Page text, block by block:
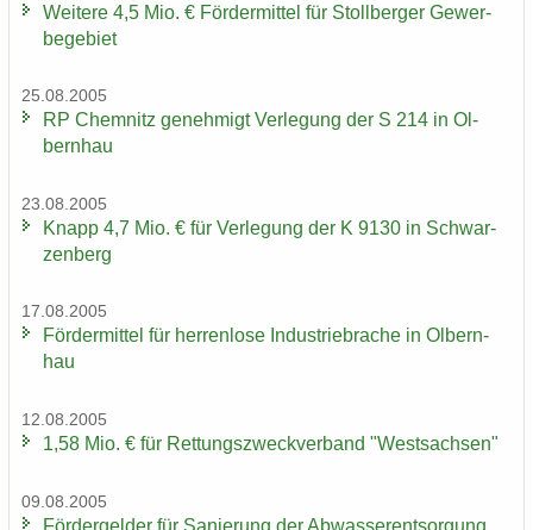
Wei­te­re 4,5 Mio. € För­der­mit­tel für Stoll­ber­ger Ge­wer­
be­ge­biet
25.08.2005
RP Chem­nitz ge­neh­migt Ver­le­gung der S 214 in Ol­
bern­hau
23.08.2005
Knapp 4,7 Mio. € für Ver­le­gung der K 9130 in Schwar­
zen­berg
17.08.2005
För­der­mit­tel für her­ren­lo­se In­dus­trie­bra­che in Ol­bern­
hau
12.08.2005
1,58 Mio. € für Ret­tungs­zweck­ver­band "West­sach­sen"
09.08.2005
För­der­gel­der für Sa­nie­rung der Ab­was­ser­ent­sor­gung